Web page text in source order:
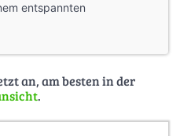
entspannten
an, am besten in der
.